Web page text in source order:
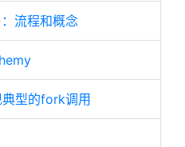
流程和概念
型的fork调用